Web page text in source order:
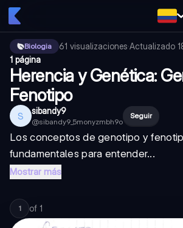
Biologia 61 visualizaciones·Actualizado
1 página
Herencia y Genética:
Fenotipo
S sibandy9
@sibandy9_5monyzmbh9o
Seguir
Los conceptos de genotipo y
fundamentales para entender...
Mostrar más
1 of 1